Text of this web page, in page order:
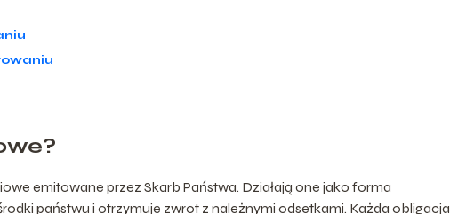
emitowane przez Skarb Państwa. Działają one jako forma
państwu i otrzymuje zwrot z należnymi odsetkami. Każda obligacja